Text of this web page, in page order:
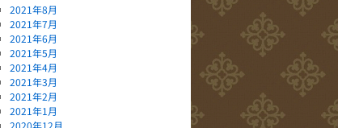
2021年8月
2021年7月
2021年6月
2021年5月
2021年4月
2021年3月
2021年2月
2021年1月
2020年12月